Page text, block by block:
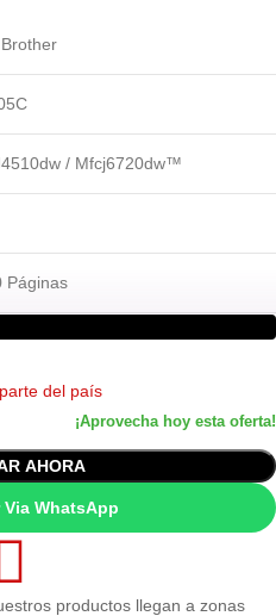
/ Mfcj6720dw™
Páginas
del país
AHORA
WhatsApp
productos llegan a zonas